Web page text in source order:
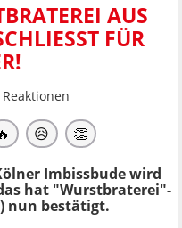
AUS
FÜR I
Reaktionen
😥 👏
Imbissbude wird
hat "Wurstbraterei"-
nun bestätigt.